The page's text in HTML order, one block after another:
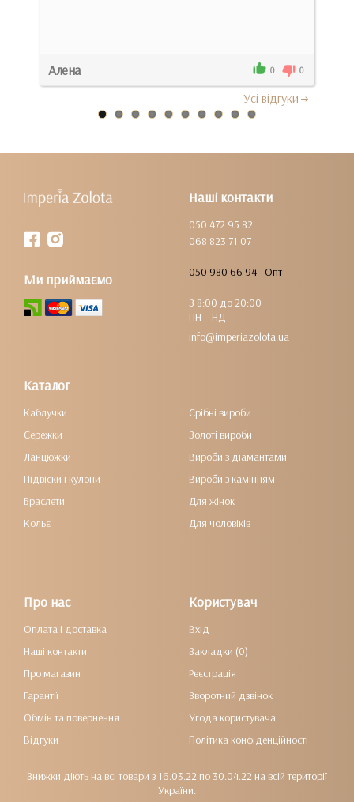
Алена 0 0
Усi вiдгуки
Наші контакти
050 472 95 82
068 823 71 07
050 980 66 94 - Опт
З 8:00 до 20:00
ПН – НД
info@imperiazolota.ua
Ми приймаємо
Каталог
Каблучки
Сережки
Ланцюжки
Підвіски і кулони
Браслети
Кольє
Срібні вироби
Золоті вироби
Вироби з діамантами
Вироби з камінням
Для жінок
Для чоловіків
Про нас
Оплата і доставка
Наші контакти
Про магазин
Гарантії
Обмін та повернення
Відгуки
Користувач
Вхід
Закладки (0)
Реєстрація
Зворотний дзвінок
Угода користувача
Політика конфіденційності
Знижки діють на всі товари з 16.03.22 по 30.04.22 на всій території
України.